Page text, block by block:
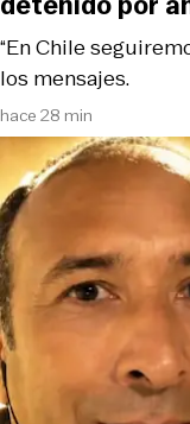
hace 28 min
“En Chile
los mensajes.